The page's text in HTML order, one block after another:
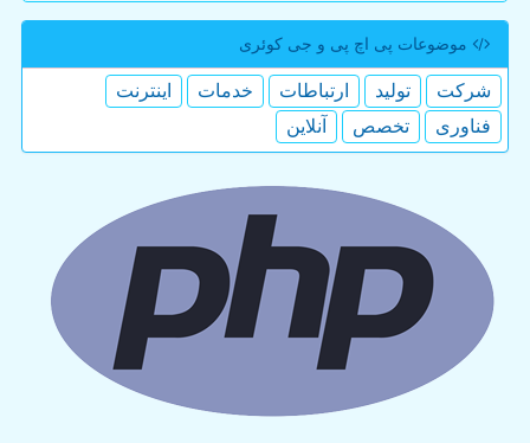
موضوعات پی اچ پی و جی كوئری
شركت تولید ارتباطات خدمات
اینترنت
فناوری
تخصص آنلاین